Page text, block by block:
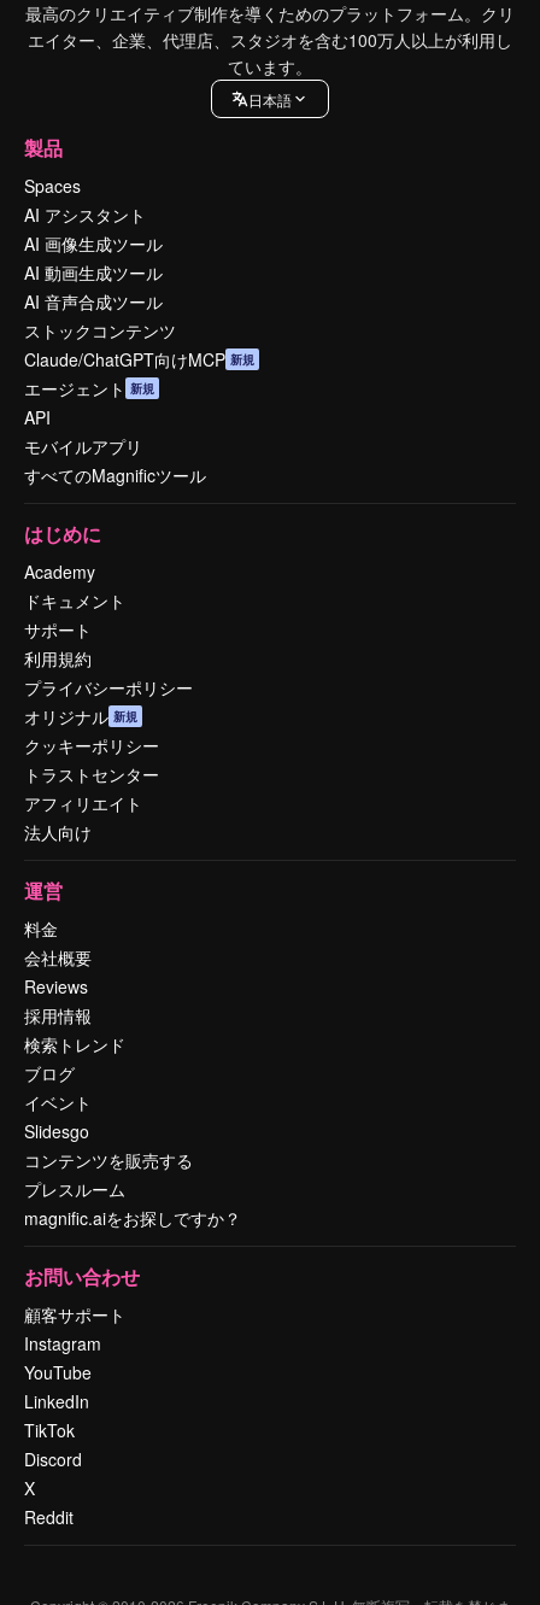
最高のクリエイティブ制作を導くためのプラットフォーム。クリ
エイター、企業、代理店、スタジオを含む100万人以上が利用し
ています。
日本語
製品
Spaces
AI アシスタント
AI 画像生成ツール
AI 動画生成ツール
AI 音声合成ツール
ストックコンテンツ
Claude/ChatGPT向けMCP 新規
エージェント 新規
API
モバイルアプリ
すべてのMagnificツール
はじめに
Academy
ドキュメント
サポート
利用規約
プライバシーポリシー
オリジナル 新規
クッキーポリシー
トラストセンター
アフィリエイト
法人向け
運営
料金
会社概要
Reviews
採用情報
検索トレンド
ブログ
イベント
Slidesgo
コンテンツを販売する
プレスルーム
magnific.aiをお探しですか？
お問い合わせ
顧客サポート
Instagram
YouTube
LinkedIn
TikTok
Discord
X
Reddit